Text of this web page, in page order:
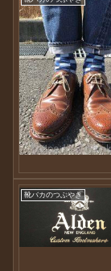
靴バカのつぶやき